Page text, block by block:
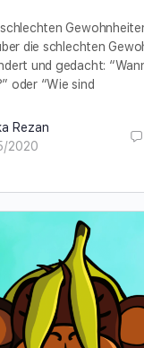
die schlechten
und gedacht:
oder “Wie sind
Rezan
2020